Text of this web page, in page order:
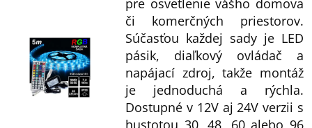
pre osvetlenie vášho domova
či komerčných priestorov.
Súčasťou každej sady je LED
pásik, diaľkový ovládač a
napájací zdroj, takže montáž
je jednoduchá a rýchla.
Dostupné v 12V aj 24V verzii s
hustotou 30, 48, 60 alebo 96